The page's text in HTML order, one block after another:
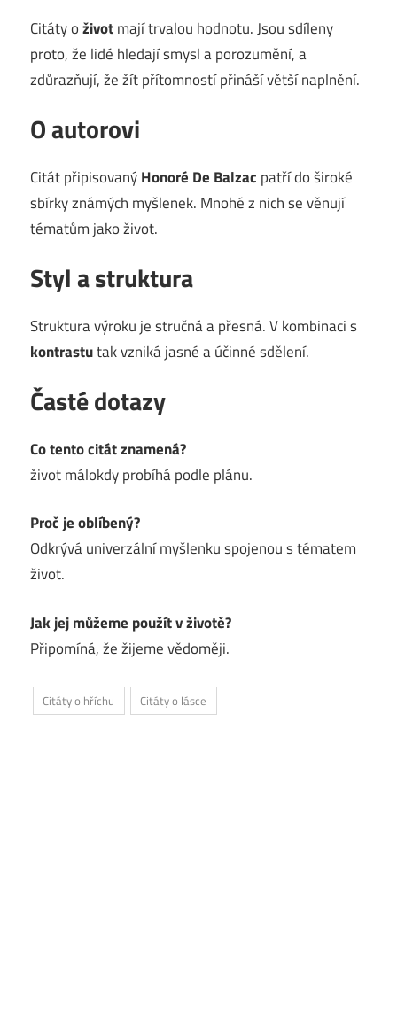
Citáty oživotmají trvalou hodnotu. Jsou sdíleny
proto, že lidé hledají smysl a porozumění, a
zdůrazňují, že žít přítomností přináší větší naplnění.
O autorovi
Citát připisovanýHonoré De Balzac patří do široké
sbírky známých myšlenek. Mnohé z nich se věnují
tématům jako život.
Styl a struktura
Struktura výroku je stručná a přesná. V kombinaci s
kontrastutak vzniká jasné a účinné sdělení.
Časté dotazy
Co tento citát znamená?
život málokdy probíhá podle plánu.
Proč je oblíbený?
Odkrývá univerzální myšlenku spojenou s tématem
život.
Jak jej můžeme použít v životě?
Připomíná, že žijeme vědoměji.
Citáty o hříchu Citáty o lásce